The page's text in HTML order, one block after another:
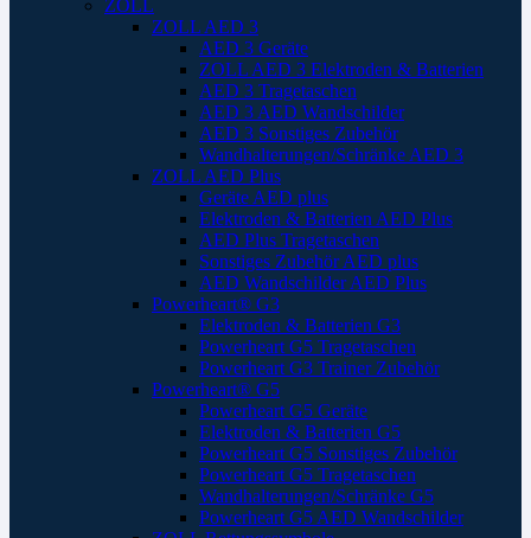
ZOLL
ZOLL AED 3
AED 3 Geräte
ZOLL AED 3 Elektroden & Batterien
AED 3 Tragetaschen
AED 3 AED Wandschilder
AED 3 Sonstiges Zubehör
Wandhalterungen/Schränke AED 3
ZOLL AED Plus
Geräte AED plus
Elektroden & Batterien AED Plus
AED Plus Tragetaschen
Sonstiges Zubehör AED plus
AED Wandschilder AED Plus
Powerheart® G3
Elektroden & Batterien G3
Powerheart G5 Tragetaschen
Powerheart G3 Trainer Zubehör
Powerheart® G5
Powerheart G5 Geräte
Elektroden & Batterien G5
Powerheart G5 Sonstiges Zubehör
Powerheart G5 Tragetaschen
Wandhalterungen/Schränke G5
Powerheart G5 AED Wandschilder